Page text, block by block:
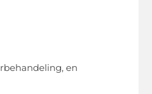
en